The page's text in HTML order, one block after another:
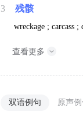
3 残骸
wreckage ; carcass ;
查看更多
双语例句 原声